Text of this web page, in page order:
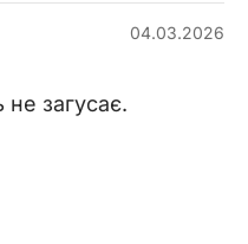
04.03.2026
загусає.